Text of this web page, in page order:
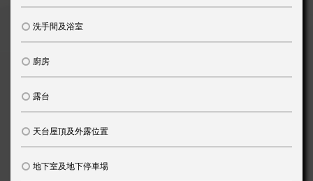
洗手間及浴室
廚房
露台
天台屋頂及外露位置
地下室及地下停車場